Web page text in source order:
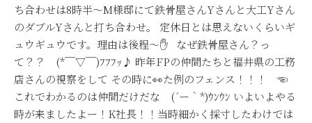
ち合わせは8時半～M様邸にて鉄骨屋さんYさんと大工Yさん
のダブルYさんと打ち合わせ。 定休日とは思えないくらいギ
ュウギュウです。理由は後程～✋ なぜ鉄骨屋さん？っ
て？？ (*￣▽￣)ﾌﾌﾌｯ♪ 昨年FPの仲間たちと福井県の工務
店さんの視察をして その時に👀た例のフェンス！！！ ☜
これでわかるのは仲間だけだな (´ー｀*)ｳﾝｳﾝ いよいよやる
時が来ましたよー！K社長！！当時細かく採寸したわけでは